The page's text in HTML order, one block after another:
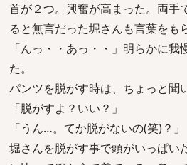
首が２つ。興奮が高まった。両手
ると無言だった堀さんも言葉をも
「んっ・・あっ・・」明らかに
た。
パンツを脱がす時は、ちょっと聞
「脱がすよ？いい？」
「うん…。てか脱がないの(笑)？」
堀さんを脱がす事で頭がいっぱい